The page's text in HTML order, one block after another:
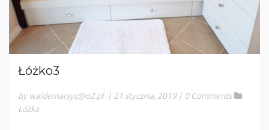
Łóżko3
by waldemarsyc@o2.pl | 21 stycznia, 2019 | 0 Comments
Łóżka